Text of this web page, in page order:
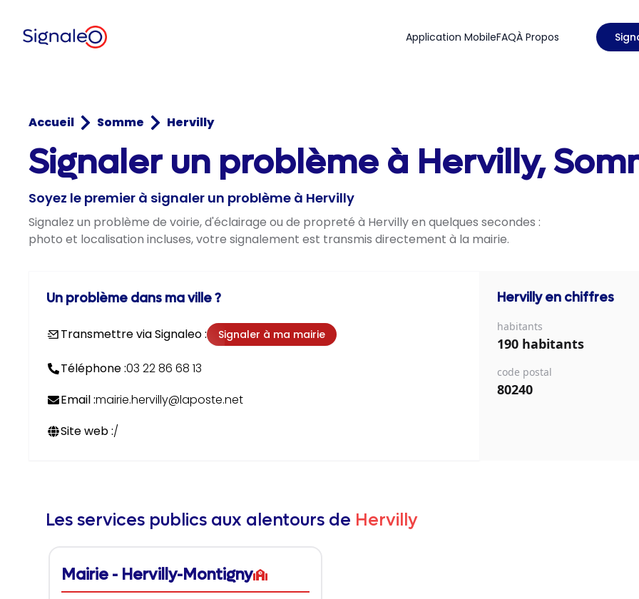
Application MobileFAQÀ Propos
Accueil Somme Hervilly
Signaler un problème à Hervilly,
Soyez le premier à signaler un problème à Hervilly
Signalez un problème de voirie, d'éclairage ou de propreté à Hervilly en quelques secondes :
photo et localisation incluses, votre signalement est transmis directement à la mairie.
Un problème dans ma ville ?
Transmettre via Signaleo : Signaler à ma mairie
Téléphone :03 22 86 68 13
Email :mairie.hervilly@laposte.net
Site web :/
Hervillyen chiffres
habitants
190 habitants
code postal
80240
Les services publics aux alentours de Hervilly
Mairie - Hervilly-Montigny